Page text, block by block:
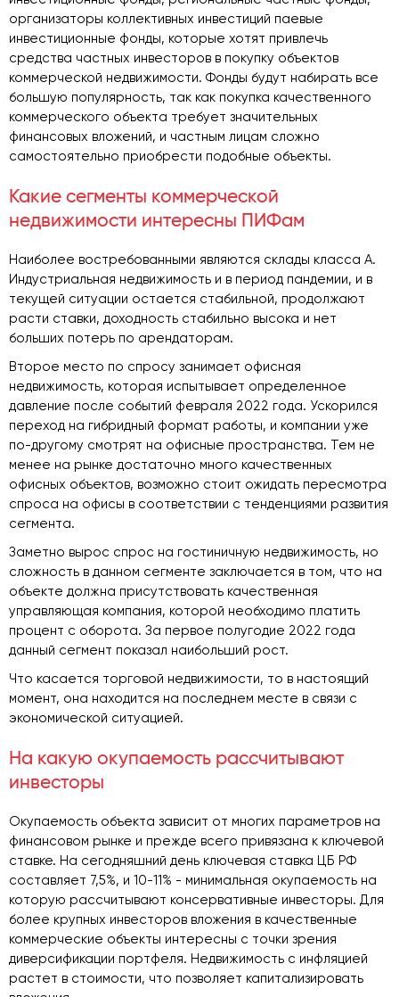
организаторы коллективных инвестиций паевые
инвестиционные фонды, которые хотят привлечь
средства частных инвесторов в покупку объектов
коммерческой недвижимости. Фонды будут набирать все
большую популярность, так как покупка качественного
коммерческого объекта требует значительных
финансовых вложений, и частным лицам сложно
самостоятельно приобрести подобные объекты.
Какие сегменты коммерческой
недвижимости интересны ПИФам
Наиболее востребованными являются склады класса А.
Индустриальная недвижимость и в период пандемии, и в
текущей ситуации остается стабильной, продолжают
расти ставки, доходность стабильно высока и нет
больших потерь по арендаторам.
Второе место по спросу занимает офисная
недвижимость, которая испытывает определенное
давление после событий февраля 2022 года. Ускорился
переход на гибридный формат работы, и компании уже
по-другому смотрят на офисные пространства. Тем не
менее на рынке достаточно много качественных
офисных объектов, возможно стоит ожидать пересмотра
спроса на офисы в соответствии с тенденциями развития
сегмента.
Заметно вырос спрос на гостиничную недвижимость, но
сложность в данном сегменте заключается в том, что на
объекте должна присутствовать качественная
управляющая компания, которой необходимо платить
процент с оборота. За первое полугодие 2022 года
данный сегмент показал наибольший рост.
Что касается торговой недвижимости, то в настоящий
момент, она находится на последнем месте в связи с
экономической ситуацией.
На какую окупаемость рассчитывают
инвесторы
Окупаемость объекта зависит от многих параметров на
финансовом рынке и прежде всего привязана к ключевой
ставке. На сегодняшний день ключевая ставка ЦБ РФ
составляет 7,5%, и 10-11% - минимальная окупаемость на
которую рассчитывают консервативные инвесторы. Для
более крупных инвесторов вложения в качественные
коммерческие объекты интересны с точки зрения
диверсификации портфеля. Недвижимость с инфляцией
растет в стоимости, что позволяет капитализировать